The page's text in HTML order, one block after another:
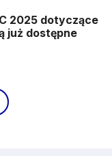
2025 dotyczące
już dostępne